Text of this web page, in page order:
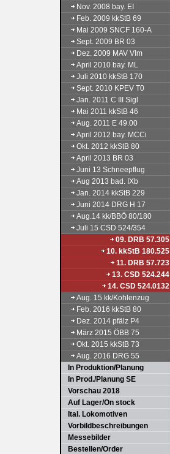
Nov. 2008 bay. EI
Feb. 2009 kkStB 69
Mai 2009 SNCF 160-A
Sept. 2009 BR 03
Dez. 2009 MAV VIm
April 2010 bay. ML
Juli 2010 kkStB 170
Sept. 2010 KPEV T0
Jan. 2011 C III Sigl
Mai 2011 kkStB 46
Aug. 2011 E 49.00
April 2012 bay. MCCi
Okt. 2012 kkStB 80
April 2013 BR 03
Juni 13 Schneepflug
Aug 2013 bad. IXb
Jan. 2014 kkStB 229
Juni 2014 DRG H 17
Aug.14 kk/BBÖ 80/180
Juli 15 CSD 524/354
09. DRB 57.305
10. kkStB 180.525
11. DRB 57.723
13. CSD 524.244
14. CSD 524.0132
Aug. 15 kk/Kohlenzug
Feb. 2016 kkStB 80
Dez. 2014 pfälz P4
März 2015 ÖBB 75
Okt. 2015 kkStB 73
Aug. 2016 DRG 55
In Produktion/Planung
In Prod./Planung SE
Vorschau 2018
Auf Lager/On stock
Ital. Lokomotiven
Vorbildbeschreibungen
Messebilder
Bestellen/Order